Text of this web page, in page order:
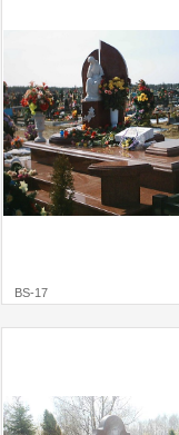
BS-17